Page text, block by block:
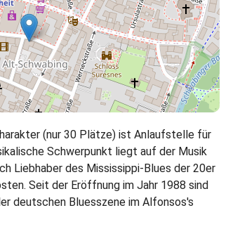
(nur 30 Plätze) ist Anlaufstelle für
Schwerpunkt liegt auf der Musik
Liebhaber des Mississippi-Blues der 20er
Seit der Eröffnung im Jahr 1988 sind
deutschen Bluesszene im Alfonsos's